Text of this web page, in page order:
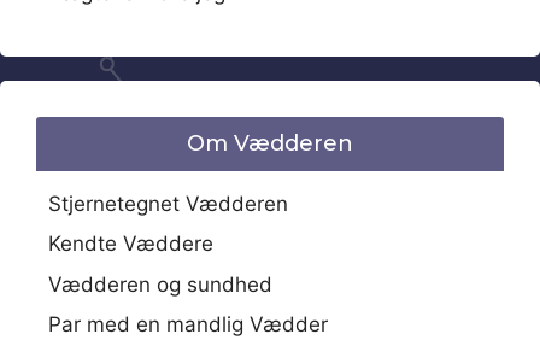
Om Vædderen
Stjernetegnet Vædderen
Kendte Væddere
Vædderen og sundhed
Par med en mandlig Vædder